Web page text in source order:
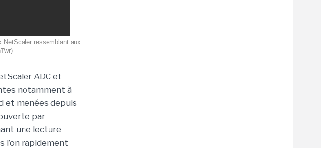
NetScaler ressemblant aux
ADC et
notamment à
et menées depuis
par
une lecture
l’on rapidement